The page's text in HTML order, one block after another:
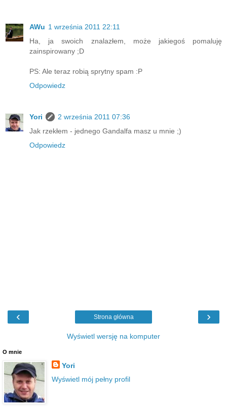
AWu 1 września 2011 22:11
Ha, ja swoich znalazłem, może jakiegoś pomaluję
zainspirowany ;D
PS: Ale teraz robią sprytny spam :P
Odpowiedz
Yori
2 września 2011 07:36
Jak rzekłem - jednego Gandalfa masz u mnie ;)
Odpowiedz
‹ ›
Strona główna
Wyświetl wersję na komputer
O mnie
Yori
Wyświetl mój pełny profil